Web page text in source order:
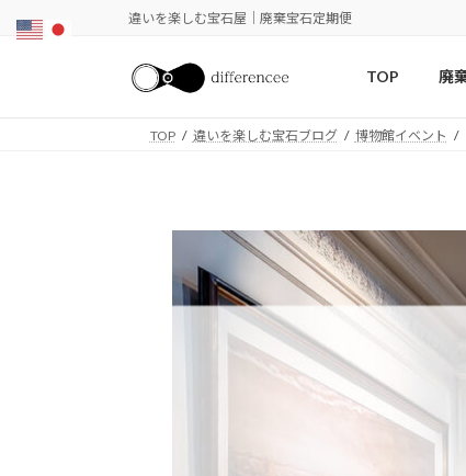
違いを楽しむ宝石屋｜廃棄宝石定期便
TOP 廃
TOP 違いを楽しむ宝石ブログ 博物館イベント